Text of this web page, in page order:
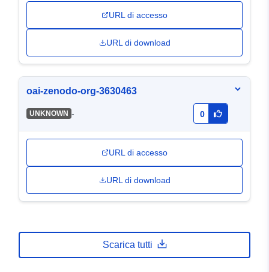
URL di accesso
URL di download
oai-zenodo-org-3630463
UNKNOWN - 0
URL di accesso
URL di download
Scarica tutti